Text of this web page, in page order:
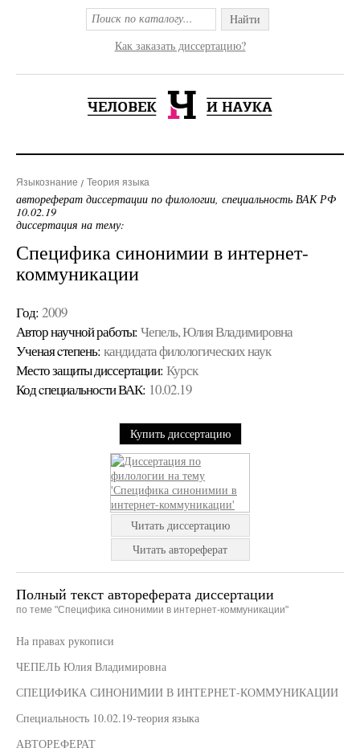
Найти
Как заказать диссертацию?
Языкознание Теория языка
автореферат диссертации по филологии, специальность ВАК РФ
10.02.19
диссертация на тему:
Специфика синонимии в интернет-
коммуникации
Год: 2009
Автор научной работы: Чепель, Юлия Владимировна
Ученая cтепень: кандидата филологических наук
Место защиты диссертации: Курск
Код cпециальности ВАК: 10.02.19
Купить диссертацию
Читать диссертацию
Читать автореферат
Полный текст автореферата диссертации
по теме "Специфика синонимии в интернет-коммуникации"
На правах рукописи
ЧЕПЕЛЬ Юлия Владимировна
СПЕЦИФИКА СИНОНИМИИ В ИНТЕРНЕТ-КОММУНИКАЦИИ
Специальность 10.02.19-теория языка
АВТОРЕФЕРАТ